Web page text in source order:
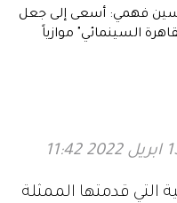
فهمي: أسعى إلى جعل
السينمائي" موازياً
قدمتها الممثلة